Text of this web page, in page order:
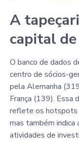
A
capital
O banco de dados
centro de sócios-
pela Alemanha
França (139). Essa
reflete os hotspots
mas também indica
atividades de